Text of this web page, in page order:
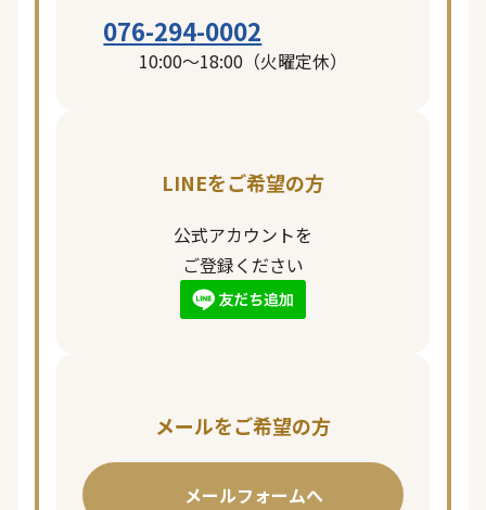
076-294-0002
10:00〜18:00（火曜定休）
LINEをご希望の方
公式アカウントを
ご登録ください
メールをご希望の方
メールフォームへ